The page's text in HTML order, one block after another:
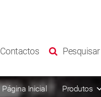
Contactos Pesquisar
Página Inicial Produtos